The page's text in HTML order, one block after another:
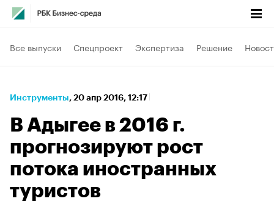
Все выпуски Спецпроект Экспертиза Решение
Инструменты⁠, 20 апр 2016, 12:17
В Адыгее в 2016 г.
прогнозируют рост
потока иностранных
туристов